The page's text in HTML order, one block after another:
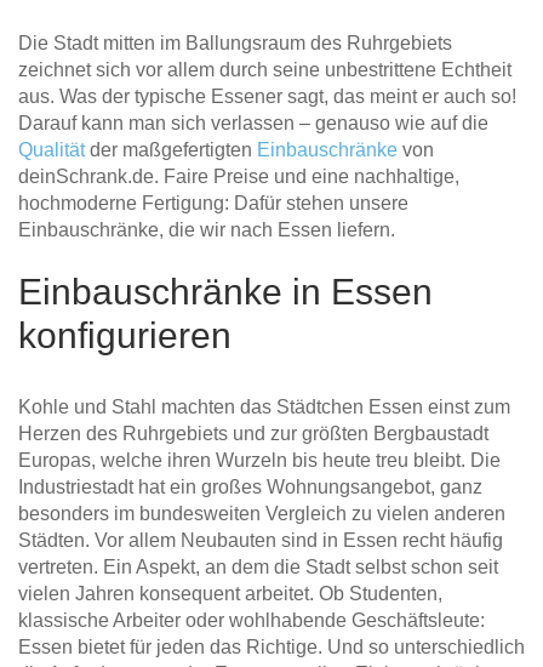
Die Stadt mitten im Ballungsraum des Ruhrgebiets
zeichnet sich vor allem durch seine unbestrittene Echtheit
aus. Was der typische Essener sagt, das meint er auch so!
Darauf kann man sich verlassen – genauso wie auf die
Qualitätder maßgefertigten Einbauschränke von
deinSchrank.de. Faire Preise und eine nachhaltige,
hochmoderne Fertigung: Dafür stehen unsere
Einbauschränke, die wir nach Essen liefern.
Einbauschränke in Essen
konfigurieren
Kohle und Stahl machten das Städtchen Essen einst zum
Herzen des Ruhrgebiets und zur größten Bergbaustadt
Europas, welche ihren Wurzeln bis heute treu bleibt. Die
Industriestadt hat ein großes Wohnungsangebot, ganz
besonders im bundesweiten Vergleich zu vielen anderen
Städten. Vor allem Neubauten sind in Essen recht häufig
vertreten. Ein Aspekt, an dem die Stadt selbst schon seit
vielen Jahren konsequent arbeitet. Ob Studenten,
klassische Arbeiter oder wohlhabende Geschäftsleute:
Essen bietet für jeden das Richtige. Und so unterschiedlich